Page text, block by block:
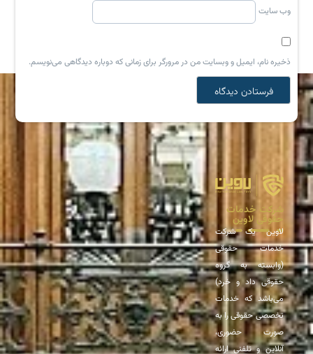
وب‌ سایت
ذخیره نام، ایمیل و وبسایت من در مرورگر برای زمانی که دوباره دیدگاهی می‌نویسم.
شرکت خدمات
حقوقی لاوین
لاوین یک شرکت
خدمات حقوقی
(وابسته به گروه
حقوقی داد و خرد)
می‌باشد که خدمات
تخصصی حقوقی را به
صورت حضوری،
آنلاین و تلفنی ارائه